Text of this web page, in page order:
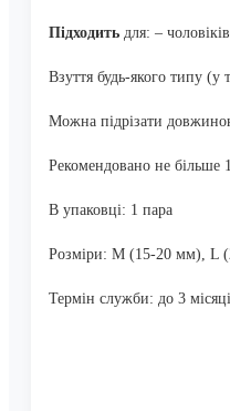
Підходить для: –
Взуття будь-якого типу (у
Можна підрізати
Рекомендовано не більше
В упаковці: 1 пара
Розміри: M (15-20 мм), L
Термін служби: до 3